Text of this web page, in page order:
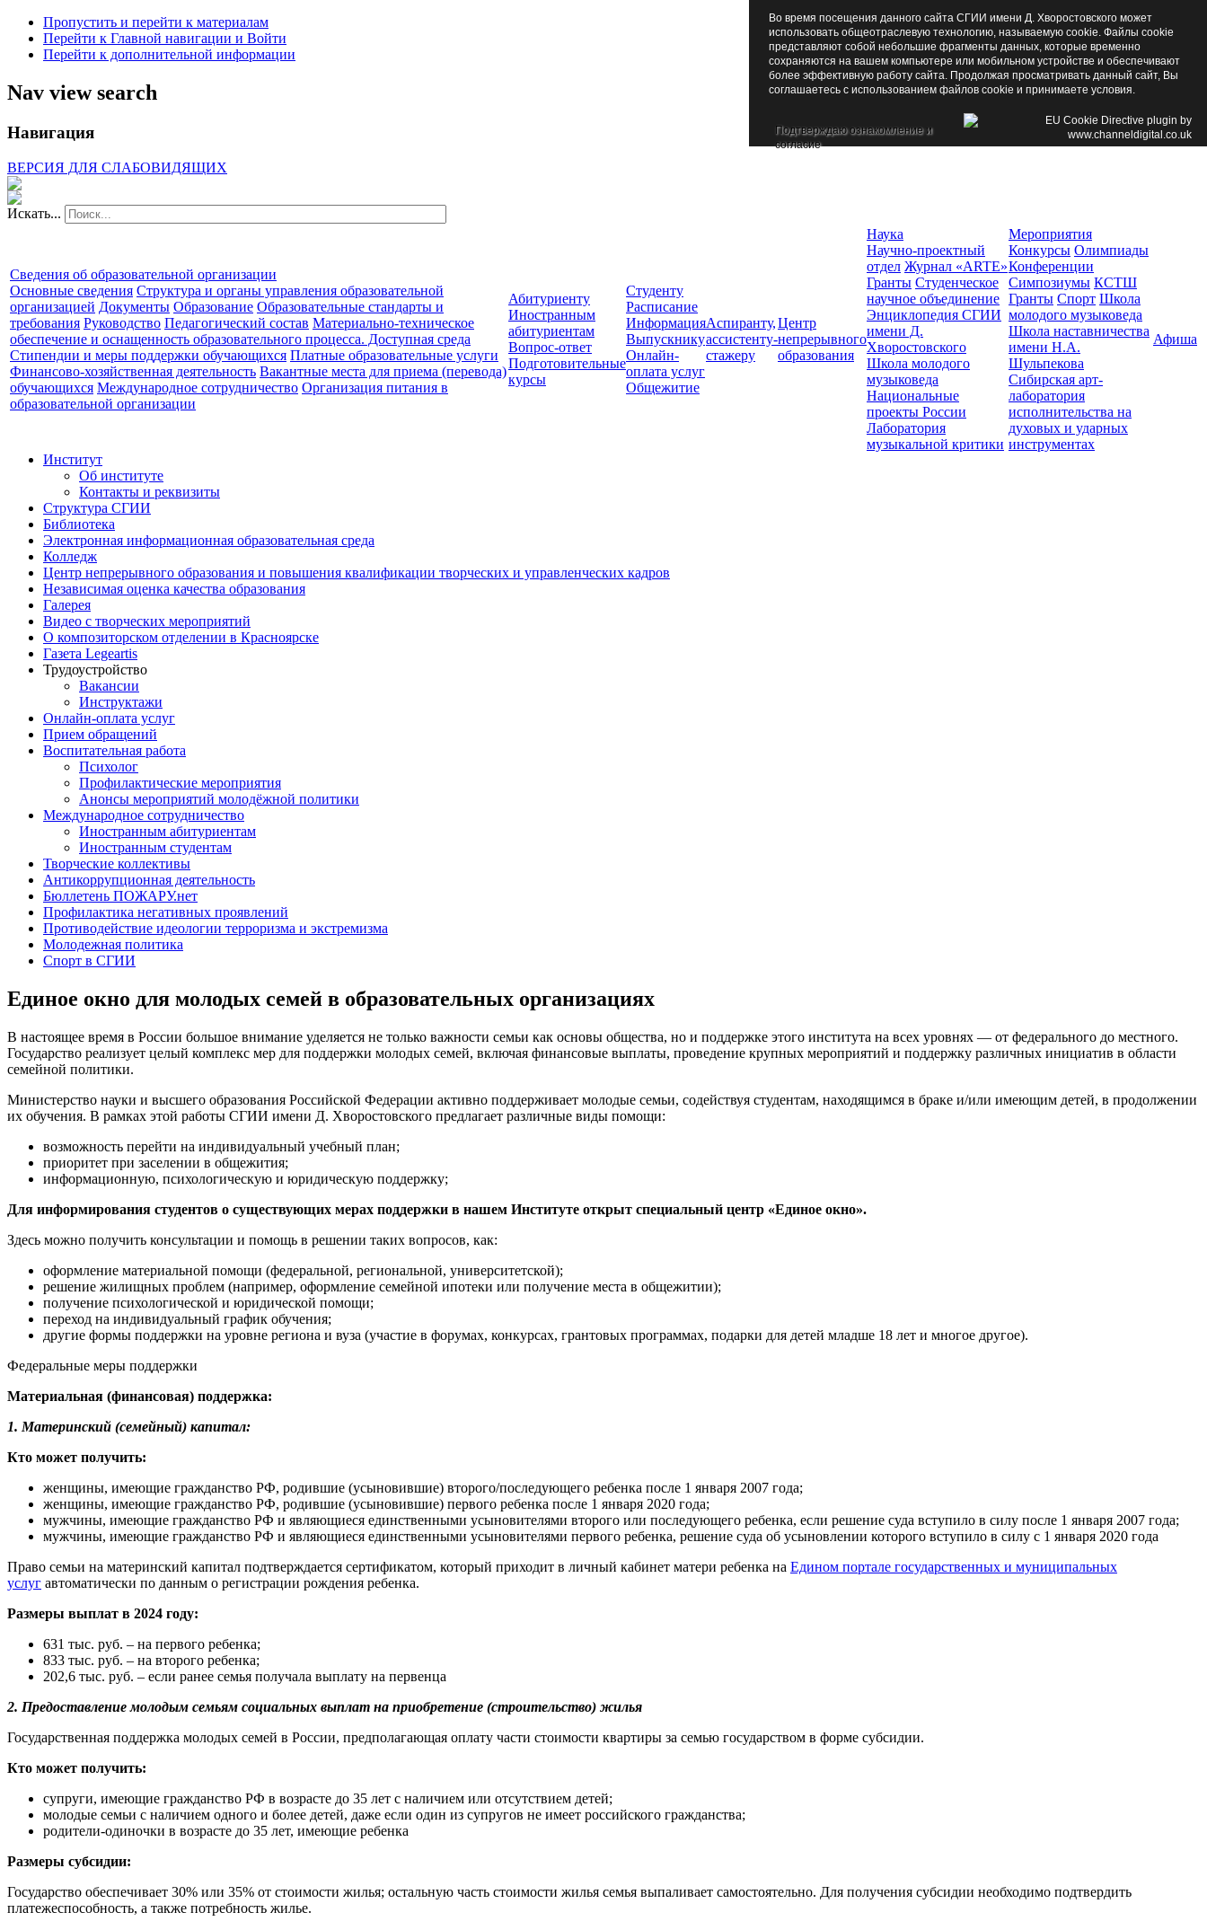
Пропустить и перейти к материалам
Перейти к Главной навигации и Войти
Перейти к дополнительной информации
Nav view search
Навигация
ВЕРСИЯ ДЛЯ СЛАБОВИДЯЩИХ
Искать...
Сведения об образовательной организации
Основные сведения Структура и органы управления образовательной
организацией Документы Образование Образовательные стандарты и
требования Руководство Педагогический состав Материально-техническое
обеспечение и оснащенность образовательного процесса. Доступная среда
Стипендии и меры поддержки обучающихся Платные образовательные услуги
Финансово-хозяйственная деятельность Вакантные места для приема (перевода)
обучающихся Международное сотрудничество Организация питания в
образовательной организации
Абитуриенту
Иностранным
абитуриентам
Вопрос-ответ
Подготовительные
курсы
Студенту
Расписание
Информация
Выпускнику
Онлайн-
оплата услуг
Общежитие
Аспиранту,
ассистенту-
стажеру
Центр
непрерывного
образования
Наука
Научно-проектный
отдел Журнал «ARTE»
Гранты Студенческое
научное объединение
Энциклопедия СГИИ
имени Д.
Хворостовского
Школа молодого
музыковеда
Национальные
проекты России
Лаборатория
музыкальной критики
Мероприятия
Конкурсы Олимпиады
Конференции
Симпозиумы КСТШ
Гранты Спорт Школа
молодого музыковеда
Школа наставничества
имени Н.А.
Шульпекова
Сибирская арт-
лаборатория
исполнительства на
духовых и ударных
инструментах
Афиша
Институт
Об институте
Контакты и реквизиты
Структура СГИИ
Библиотека
Электронная информационная образовательная среда
Колледж
Центр непрерывного образования и повышения квалификации творческих и управленческих кадров
Независимая оценка качества образования
Галерея
Видео с творческих мероприятий
О композиторском отделении в Красноярске
Газета Legeartis
Трудоустройство
Вакансии
Инструктажи
Онлайн-оплата услуг
Прием обращений
Воспитательная работа
Психолог
Профилактические мероприятия
Анонсы мероприятий молодёжной политики
Международное сотрудничество
Иностранным абитуриентам
Иностранным студентам
Творческие коллективы
Антикоррупционная деятельность
Бюллетень ПОЖАРУ.нет
Профилактика негативных проявлений
Противодействие идеологии терроризма и экстремизма
Молодежная политика
Спорт в СГИИ
Единое окно для молодых семей в образовательных организациях
В настоящее время в России большое внимание уделяется не только важности семьи как основы общества, но и поддержке этого института на всех уровнях — от федерального до местного.
Государство реализует целый комплекс мер для поддержки молодых семей, включая финансовые выплаты, проведение крупных мероприятий и поддержку различных инициатив в области
семейной политики.
Министерство науки и высшего образования Российской Федерации активно поддерживает молодые семьи, содействуя студентам, находящимся в браке и/или имеющим детей, в продолжении
их обучения. В рамках этой работы СГИИ имени Д. Хворостовского предлагает различные виды помощи:
возможность перейти на индивидуальный учебный план;
приоритет при заселении в общежития;
информационную, психологическую и юридическую поддержку;
Для информирования студентов о существующих мерах поддержки в нашем Институте открыт специальный центр «Единое окно».
Здесь можно получить консультации и помощь в решении таких вопросов, как:
оформление материальной помощи (федеральной, региональной, университетской);
решение жилищных проблем (например, оформление семейной ипотеки или получение места в общежитии);
получение психологической и юридической помощи;
переход на индивидуальный график обучения;
другие формы поддержки на уровне региона и вуза (участие в форумах, конкурсах, грантовых программах, подарки для детей младше 18 лет и многое другое).
Федеральные меры поддержки
Материальная (финансовая) поддержка:
1. Материнский (семейный) капитал:
Кто может получить:
женщины, имеющие гражданство РФ, родившие (усыновившие) второго/последующего ребенка после 1 января 2007 года;
женщины, имеющие гражданство РФ, родившие (усыновившие) первого ребенка после 1 января 2020 года;
мужчины, имеющие гражданство РФ и являющиеся единственными усыновителями второго или последующего ребенка, если решение суда вступило в силу после 1 января 2007 года;
мужчины, имеющие гражданство РФ и являющиеся единственными усыновителями первого ребенка, решение суда об усыновлении которого вступило в силу с 1 января 2020 года
Право семьи на материнский капитал подтверждается сертификатом, который приходит в личный кабинет матери ребенка на Едином портале государственных и муниципальных
услуг автоматически по данным о регистрации рождения ребенка.
Размеры выплат в 2024 году:
631 тыс. руб. – на первого ребенка;
833 тыс. руб. – на второго ребенка;
202,6 тыс. руб. – если ранее семья получала выплату на первенца
2. Предоставление молодым семьям социальных выплат на приобретение (строительство) жилья
Государственная поддержка молодых семей в России, предполагающая оплату части стоимости квартиры за семью государством в форме субсидии.
Кто может получить:
супруги, имеющие гражданство РФ в возрасте до 35 лет с наличием или отсутствием детей;
молодые семьи с наличием одного и более детей, даже если один из супругов не имеет российского гражданства;
родители-одиночки в возрасте до 35 лет, имеющие ребенка
Размеры субсидии:
Государство обеспечивает 30% или 35% от стоимости жилья; остальную часть стоимости жилья семья выпаливает самостоятельно. Для получения субсидии необходимо подтвердить
платежеспособность, а также потребность жилье.
Во время посещения данного сайта СГИИ имени Д. Хворостовского может
использовать общеотраслевую технологию, называемую cookie. Файлы cookie
представляют собой небольшие фрагменты данных, которые временно
сохраняются на вашем компьютере или мобильном устройстве и обеспечивают
более эффективную работу сайта. Продолжая просматривать данный сайт, Вы
соглашаетесь с использованием файлов cookie и принимаете условия.
Подтверждаю ознакомление и
согласие